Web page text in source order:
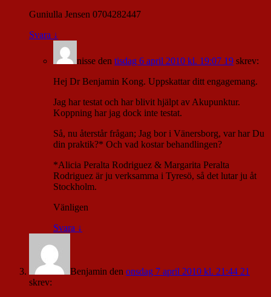
Guniulla Jensen 0704282447
Svara ↓
nisse den tisdag 6 april 2010 kl. 19:07 19 skrev:
Hej Dr Benjamin Kong. Uppskattar ditt engagemang.
Jag har testat och har blivit hjälpt av Akupunktur.
Koppning har jag dock inte testat.
Så, nu återstår frågan; Jag bor i Vänersborg, var har Du
din praktik?* Och vad kostar behandlingen?
*Alicia Peralta Rodriguez & Margarita Peralta
Rodriguez är ju verksamma i Tyresö, så det lutar ju åt
Stockholm.
Vänligen
Svara ↓
Benjamin den onsdag 7 april 2010 kl. 21:44 21
skrev: